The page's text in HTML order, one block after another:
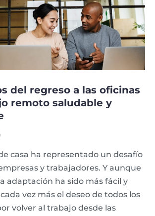
del regreso a las oficinas
remoto saludable y
casa ha representado un desafío
y trabajadores. Y aunque
adaptación ha sido más fácil y
vez más el deseo de todos los
volver al trabajo desde las